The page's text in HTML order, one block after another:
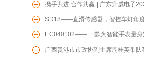
康联盟活动
先表彰大会圆满举行
携手共进 合作共赢 | 广东升威电子
度供应商赋能培训会圆满成功
SD18——直滑传感器，智控车灯角
感器，为您保驾护航
EC040102—— 一款为智能手表量身
的增量型编码器
广西贵港市市政协副主席周桂英带队